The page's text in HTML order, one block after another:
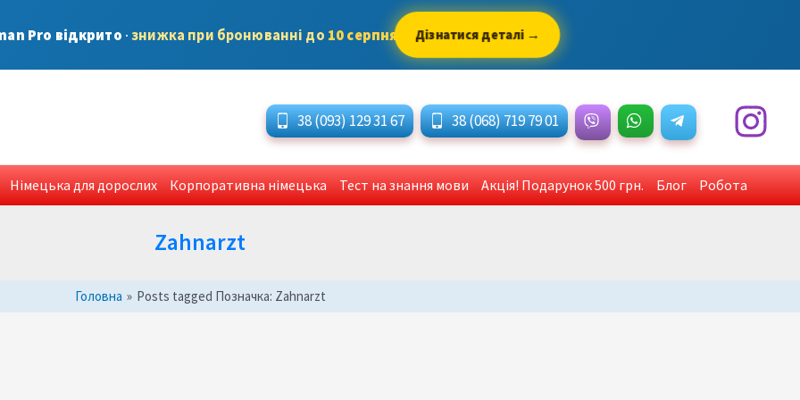
Pro відкрито ·знижка при бронюванні до 10 серпня Дізнатися деталі →
38 (093) 129 31 67 38 (068) 719 79 01
Німецька для дорослих Корпоративна німецька Тест на знання мови Акція! Подарунок 500 грн. Блог Робота
Zahnarzt
Головна » Posts tagged Позначка: Zahnarzt